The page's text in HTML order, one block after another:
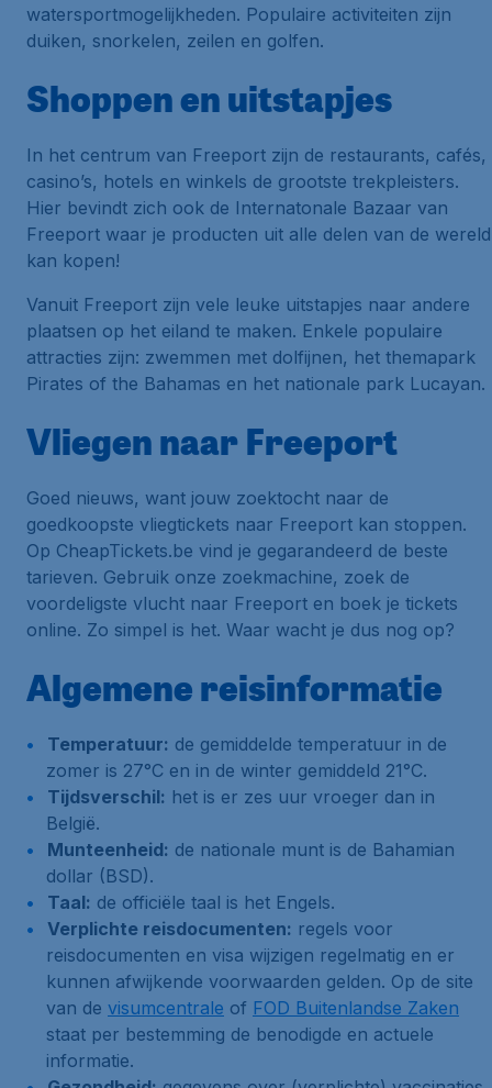
watersportmogelijkheden. Populaire activiteiten zijn
duiken, snorkelen, zeilen en golfen.
Shoppen en uitstapjes
In het centrum van Freeport zijn de restaurants, cafés,
casino’s, hotels en winkels de grootste trekpleisters.
Hier bevindt zich ook de Internatonale Bazaar van
Freeport waar je producten uit alle delen van de wereld
kan kopen!
Vanuit Freeport zijn vele leuke uitstapjes naar andere
plaatsen op het eiland te maken. Enkele populaire
attracties zijn: zwemmen met dolfijnen, het themapark
Pirates of the Bahamas en het nationale park Lucayan.
Vliegen naar Freeport
Goed nieuws, want jouw zoektocht naar de
goedkoopste vliegtickets naar Freeport kan stoppen.
Op CheapTickets.be vind je gegarandeerd de beste
tarieven. Gebruik onze zoekmachine, zoek de
voordeligste vlucht naar Freeport en boek je tickets
online. Zo simpel is het. Waar wacht je dus nog op?
Algemene reisinformatie
Temperatuur: de gemiddelde temperatuur in de
zomer is 27°C en in de winter gemiddeld 21°C.
Tijdsverschil: het is er zes uur vroeger dan in
België.
Munteenheid: de nationale munt is de Bahamian
dollar (BSD).
Taal: de officiële taal is het Engels.
Verplichte reisdocumenten: regels voor
reisdocumenten en visa wijzigen regelmatig en er
kunnen afwijkende voorwaarden gelden. Op de site
van de visumcentrale of FOD Buitenlandse Zaken
staat per bestemming de benodigde en actuele
informatie.